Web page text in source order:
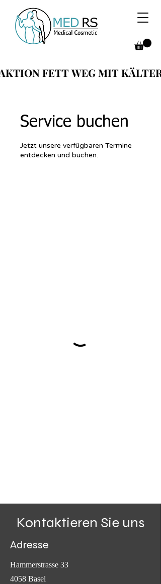
FETT WEG MIT KÄLTER
FETT WEG MIT KÄLTER
Service buchen
Jetzt unsere verfügbaren Termine
entdecken und buchen.
Kontaktieren Sie uns
Adresse
Hammerstrasse 33
4058 Basel